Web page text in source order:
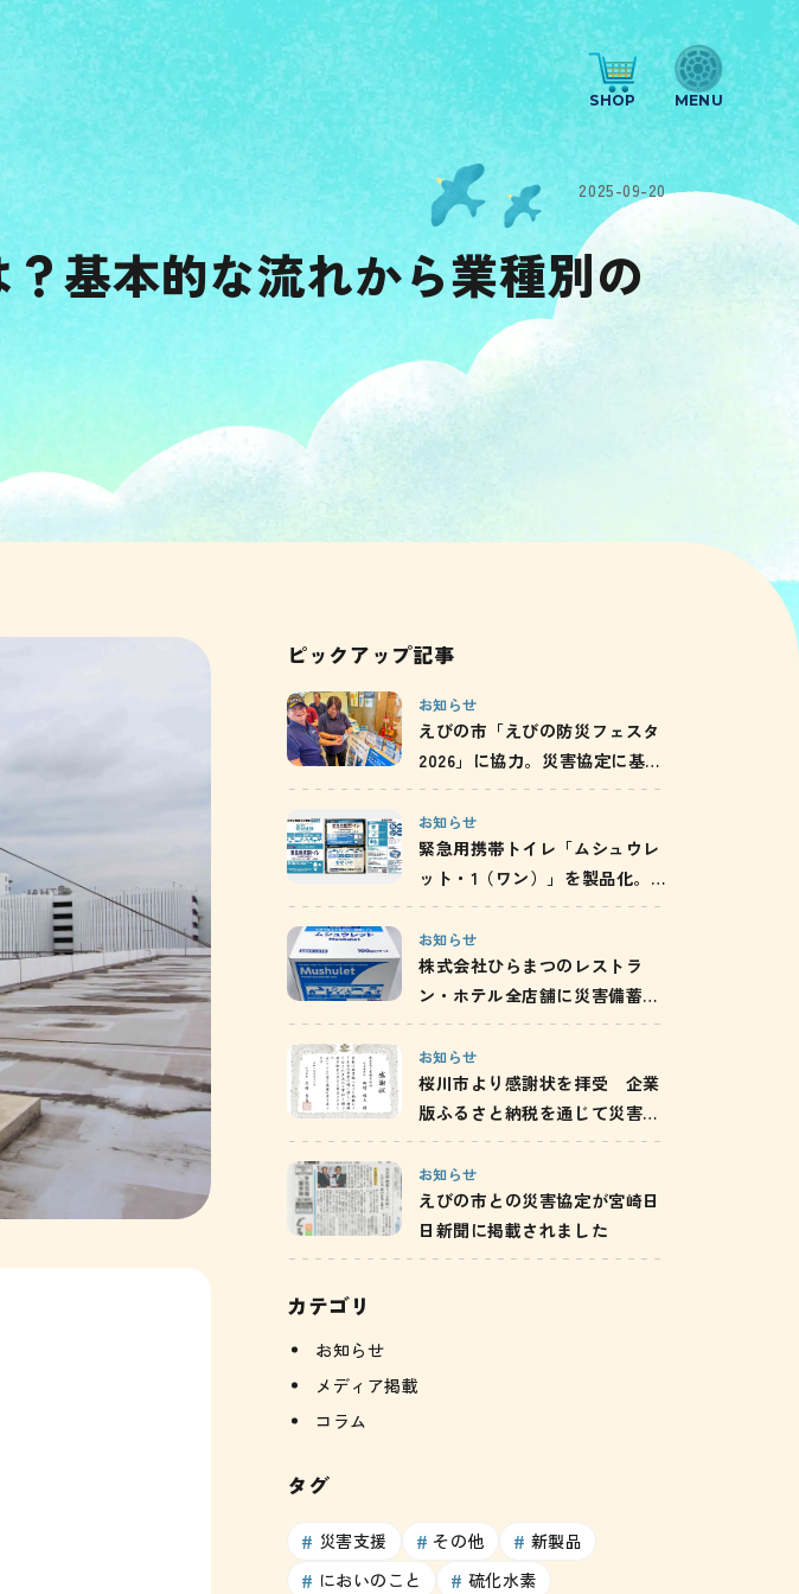
SHOP
2025-09-20
基本的な流れから業種別の
ピックアップ記事
お知らせ
えびの市「えびの防災フェスタ
2026」に協力。災害協定に基づ
き、携帯トイレの使い方と備蓄
の重要性を発信
お知らせ
緊急用携帯トイレ「ムシュウレ
ット・1（ワン）」を製品化。
自治体配布や企業での活用を通
じ、防災備蓄の啓発を推進
お知らせ
株式会社ひらまつのレストラ
ン・ホテル全店舗に災害備蓄用
携帯トイレが採用されました
お知らせ
桜川市より感謝状を拝受 企業
版ふるさと納税を通じて災害備
蓄用携帯トイレ「ムシュウレッ
ト」を寄附／茨城県
お知らせ
えびの市との災害協定が宮崎日
日新聞に掲載されました
カテゴリ
お知らせ
メディア掲載
コラム
タグ
災害支援 その他
新製品
においのこと
硫化水素